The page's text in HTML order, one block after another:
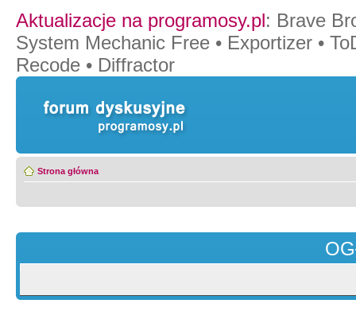
Aktualizacje na programosy.pl: Brave
System Mechanic Free • Exportizer •
Recode • Diffractor
Strona główna